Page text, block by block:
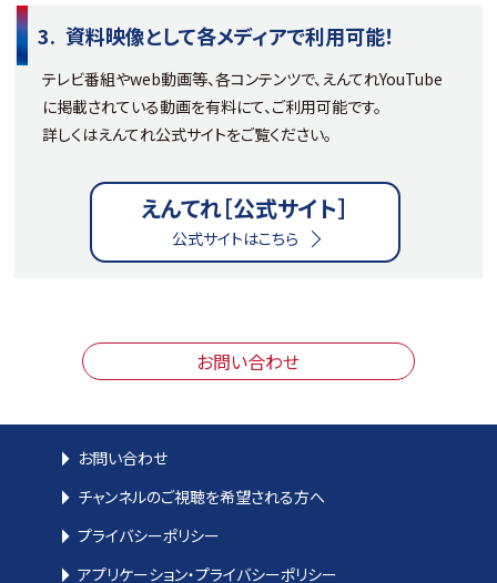
資料映像として各メディアで利用可能！
テレビ番組やweb動画等、各コンテンツで、えんてれYouTube
に掲載されている動画を有料にて、ご利用可能です。
詳しくはえんてれ公式サイトをご覧ください。
えんてれ［公式サイト］
公式サイトはこちら
お問い合わせ
お問い合わせ
チャンネルのご視聴を希望される方へ
プライバシーポリシー
アプリケーション・プライバシーポリシー